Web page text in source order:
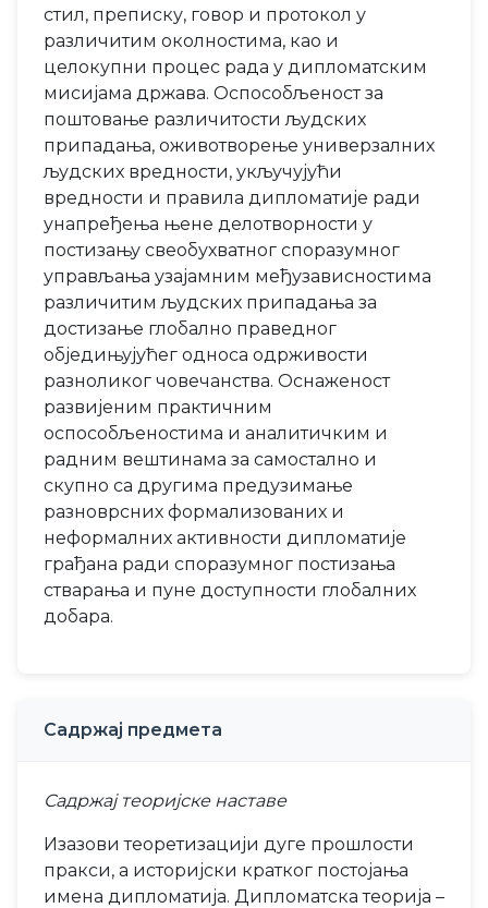
стил, преписку, говор и протокол у
различитим околностима, као и
целокупни процес рада у дипломатским
мисијама држава. Оспособљеност за
поштовање различитости људских
припадања, оживотворење универзалних
људских вредности, укључујући
вредности и правила дипломатије ради
унапређења њене делотворности у
постизању свеобухватног споразумног
управљања узајамним међузависностима
различитим људских припадања за
достизање глобално праведног
обједињујућег односа одрживости
разноликог човечанства. Оснаженост
развијеним практичним
оспособљеностима и аналитичким и
радним вештинама за самостално и
скупно са другима предузимање
разноврсних формализованих и
неформалних активности дипломатије
грађана ради споразумног постизања
стварања и пуне доступности глобалних
добара.
Садржај предмета
Садржај теоријске наставе
Изазови теоретизацији дуге прошлости
пракси, а историјски кратког постојања
имена дипломатија. Дипломатска теорија –